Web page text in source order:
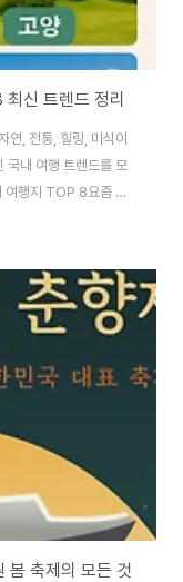
신 트렌드 정리
, 전통, 힐링, 미식이
국내 여행 트렌드를 모
여행지 TOP 8요즘 뜨
트렌드 키워드로컬
페 중심 여행반려동물
TOP 8김포 – 도심
봄 축제의 모든 것